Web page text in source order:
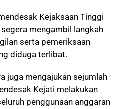
Kejaksaan Tinggi
mengambil langkah
serta pemeriksaan
diduga terlibat.
juga mengajukan sejumlah
Kejati melakukan
penggunaan anggaran